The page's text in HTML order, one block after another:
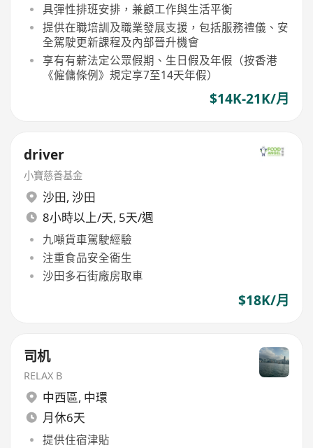
具彈性排班安排，兼顧工作與生活平衡
提供在職培訓及職業發展支援，包括服務禮儀、安
全駕駛更新課程及內部晉升機會
享有有薪法定公眾假期、生日假及年假（按香港
《僱傭條例》規定享7至14天年假）
$14K-21K/月
driver
小寶慈善基金
沙田, 沙田
8小時以上/天, 5天/週
九噸貨車駕駛經驗
注重食品安全衞生
沙田多石街廠房取車
$18K/月
司机
RELAX B
中西區, 中環
月休6天
提供住宿津貼